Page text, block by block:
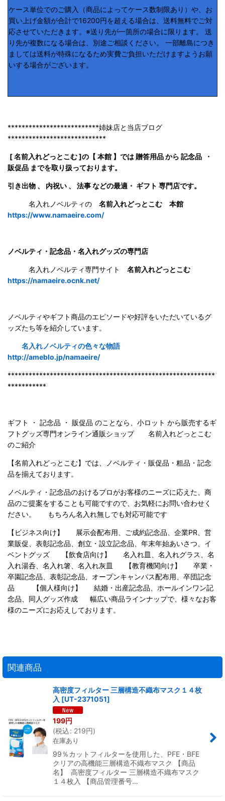
ケース単位でのご購入（商品によってケース数制限あり）や、お
買い上げ金額が合計で16200円を超える場合は、送料無料でご対
応させていただきます。※送り先が一箇所の場合に限ります。 送
り先が複数になる場合は、別途ご相談ください。 一部離島につき
ましては送料が特殊になるため実費ご負担いただけますようお願
いする場合がございます。
**************************姉妹店と当店ブログ
****************************
[ 名前入れどっとこむ ]の【 本館 】では 贈答用品 から 記念品 ・
販促品 までを取り扱っております。
引き出物 、 内祝い 、 法事 などの最適・ ギフト 専門店です。
名入れノベルティの 名前入れどっとこむ 本館
https://www.namaeire.com/
ノベルティ・記念品・名入れグッズの専門店
名入れノベルティ専門サイト 名前入れどっとこむ
https://namaeire.ocnk.net/
ノベルティやギフト商品のエピソードや好評をいただいているグ
ッズたち等を紹介しています。
名入れノベルティの色々な物語
http://ameblo.jp/namaeire/
***********************************************************
***********
ギフト ・ 記念品 ・ 販促品 のことなら、小ロット から販売するギ
フトグッズ専門オンライン通販ショップ 名前入れどっとこむ
のご紹介
【名前入れどっとこむ】では、ノベルティ・販促品・粗品・記念
品を揃えております。
ノベルティ・記念品のおけるプロがお客様のニーズに応えた、商
品のご提案をすることも可能ですので、お気軽にお問い合わせく
ださい。 もちろん名入れ無しでも対応可能です
【ビジネス向け】 展示会配布用、ご成約記念品、企業PR、営
業販促、表彰記念品、創立・設立記念品、年末年始あいさつ、イ
ベントグッズ 【飲食店向け】 名入れ皿、名入れグラス、名
入れ湯呑、名入れ箸、名入れ灰皿 【教育機関向け】 卒業・
卒園記念品、表彰記念品、オープンキャンパス配布用、卒団記念
品 【個人様向け】 結婚・出産記念品、ホールインワン記
念品、同人グッズ作成 幅広い商品ラインナップで、様々なお客
様のニーズにお応えしております。
関連商品
高密度フィルター 三層構造不織布マスク１４枚
入 [UT-2371051]
199円
(税込: 219円)
在庫あり
99％カットフィルターを使用した、PFE・BFE
クリアの高機能三層構造不織布マスク 【商品
名】 高密度フィルター 三層構造不織布マスク
１４枚入 【商品管理番号…